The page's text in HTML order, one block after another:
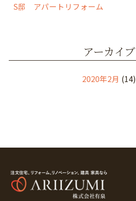
S邸 アパートリフォーム
アーカイブ
2020年2月 (14)